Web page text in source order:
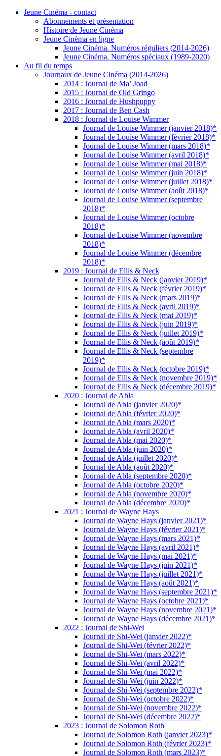
Jeune Cinéma - contact
Abonnements et présentation
Histoire de Jeune Cinéma
Jeune Cinéma en ligne
Jeune Cinéma. Numéros réguliers (2014-2026)
Jeune Cinéma. Numéros spéciaux (1989-2020)
Au fil du temps
Journaux de Jeune Cinéma (2014-2026)
2014 : Journal de Ma’ Joad
2015 : Journal de Old Gringo
2016 : Journal de Hushpuppy
2017 : Journal de Ben Cash
2018 : Journal de Louise Wimmer
Journal de Louise Wimmer (janvier 2018)*
Journal de Louise Wimmer (février 2018)*
Journal de Louise Wimmer (mars 2018)*
Journal de Louise Wimmer (avril 2018)*
Journal de Louise Wimmer (mai 2018)*
Journal de Louise Wimmer (juin 2018)*
Journal de Louise Wimmer (juillet 2018)*
Journal de Louise Wimmer (août 2018)*
Journal de Louise Wimmer (septembre
2018)*
Journal de Louise Wimmer (octobre
2018)*
Journal de Louise Wimmer (novembre
2018)*
Journal de Louise Wimmer (décembre
2018)*
2019 : Journal de Ellis & Neck
Journal de Ellis & Neck (janvier 2019)*
Journal de Ellis & Neck (février 2019)*
Journal de Ellis & Neck (mars 2019)*
Journal de Ellis & Neck (avril 2019)*
Journal de Ellis & Neck (mai 2019)*
Journal de Ellis & Neck (juin 2019)*
Journal de Ellis & Neck (juillet 2019)*
Journal de Ellis & Neck (août 2019)*
Journal de Ellis & Neck (septembre
2019)*
Journal de Ellis & Neck (octobre 2019)*
Journal de Ellis & Neck (novembre 2019)*
Journal de Ellis & Neck (décembre 2019)*
2020 : Journal de Abla
Journal de Abla (janvier 2020)*
Journal de Abla (février 2020)*
Journal de Abla (mars 2020)*
Journal de Abla (avril 2020)*
Journal de Abla (mai 2020)*
Journal de Abla (juin 2020)*
Journal de Abla (juillet 2020)*
Journal de Abla (août 2020)*
Journal de Abla (septembre 2020)*
Journal de Abla (octobre 2020)*
Journal de Abla (novembre 2020)*
Journal de Abla (décembre 2020)*
2021 : Journal de Wayne Hays
Journal de Wayne Hays (janvier 2021)*
Journal de Wayne Hays (février 2021)*
Journal de Wayne Hays (mars 2021)*
Journal de Wayne Hays (avril 2021)*
Journal de Wayne Hays (mai 2021)*
Journal de Wayne Hays (juin 2021)*
Journal de Wayne Hays (juillet 2021)*
Journal de Wayne Hays (août 2021)*
Journal de Wayne Hays (septembre 2021)*
Journal de Wayne Hays (octobre 2021)*
Journal de Wayne Hays (novembre 2021)*
Journal de Wayne Hays (décembre 2021)*
2022 : Journal de Shi-Wei
Journal de Shi-Wei (janvier 2022)*
Journal de Shi-Wei (février 2022)*
Journal de Shi-Wei (mars 2022)*
Journal de Shi-Wei (avril 2022)*
Journal de Shi-Wei (mai 2022)*
Journal de Shi-Wei (juin 2022)*
Journal de Shi-Wei (septembre 2022)*
Journal de Shi-Wei (octobre 2022)*
Journal de Shi-Wei (novembre 2022)*
Journal de Shi-Wei (décembre 2022)*
2023 : Journal de Solomon Roth
Journal de Solomon Roth (janvier 2023)*
Journal de Solomon Roth (février 2023)*
Journal de Solomon Roth (mars 2023)*